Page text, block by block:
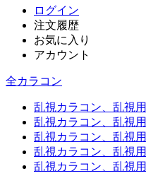
ログイン
注文履歴
お気に入り
アカウント
全カラコン
乱視カラコン、乱視
乱視カラコン、乱視
乱視カラコン、乱視
乱視カラコン、乱視
乱視カラコン、乱視